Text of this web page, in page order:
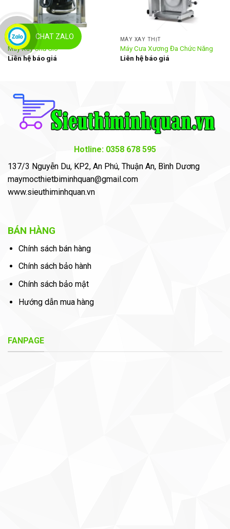
MÁY XAY THỊT
Máy Xay Chả Giò
Liên hệ báo giá
MÁY XAY THỊT
Máy Cưa Xương Đa Chức Năng
Liên hệ báo giá
Hotline: 0358 678 595
137/3 Nguyễn Du, KP2, An Phú, Thuận An, Bình Dương
maymocthietbiminhquan@gmail.com
www.sieuthiminhquan.vn
BÁN HÀNG
Chính sách bán hàng
Chính sách bảo hành
Chính sách bảo mật
Hướng dẫn mua hàng
FANPAGE
CHAT ZALO